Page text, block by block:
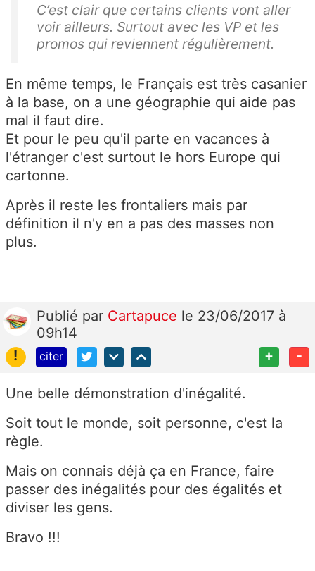
C’est clair que certains clients vont aller
voir ailleurs. Surtout avec les VP et les
promos qui reviennent régulièrement.
En même temps, le Français est très casanier
à la base, on a une géographie qui aide pas
mal il faut dire.
Et pour le peu qu'il parte en vacances à
l'étranger c'est surtout le hors Europe qui
cartonne.
Après il reste les frontaliers mais par
définition il n'y en a pas des masses non
plus.
Publié par Cartapuce le 23/06/2017 à
09h14
!
citer + -
Une belle démonstration d'inégalité.
Soit tout le monde, soit personne, c'est la
règle.
Mais on connais déjà ça en France, faire
passer des inégalités pour des égalités et
diviser les gens.
Bravo !!!